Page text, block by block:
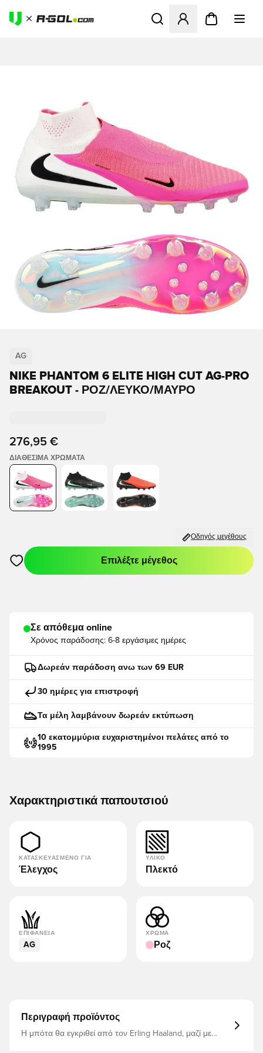
Ανοίγει ένα Modal για να
AG
NIKE PHANTOM 6 ELITE HIGH CUT AG-PRO
BREAKOUT - ΡΟΖ/ΛΕΥΚΌ/ΜΑΎΡΟ
276,95 €
ΔΙΑΘΈΣΙΜΑ ΧΡΏΜΑΤΑ
Οδηγός μεγέθους
Ανοίγει ένα Modal για να συνδεθείτε ή να εγγραφείτε ως
Επιλέξτε μέγεθος
Σε απόθεμα online
Χρόνος παράδοσης: 6-8 εργάσιμες ημέρες
Δωρεάν παράδοση ανω των 69 EUR
30 ημέρες για επιστροφή
Τα μέλη λαμβάνουν δωρεάν εκτύπωση
10 εκατομμύρια ευχαριστημένοι πελάτες από το
1995
Χαρακτηριστικά παπουτσιού
ΚΑΤΑΣΚΕΥΑΣΜΈΝΟ ΓΙΑ
Έλεγχος
ΥΛΙΚΌ
Πλεκτό
ΕΠΙΦΆΝΕΙΑ
AG
ΧΡΏΜΑ
Ροζ
Περιγραφή προϊόντος
Η μπότα θα εγκριθεί από τον Erling Haaland, μαζί με